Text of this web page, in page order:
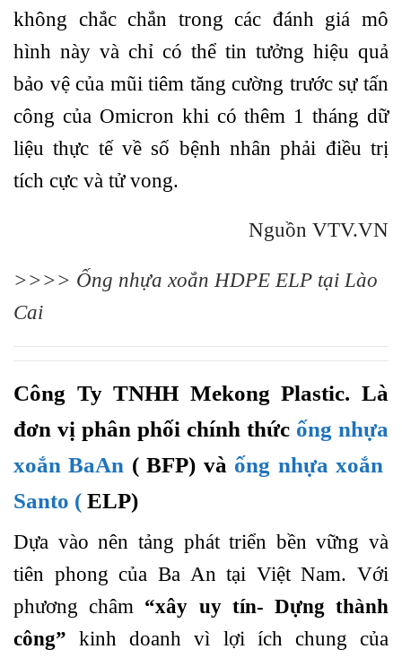
không chắc chắn trong các đánh giá mô
hình này và chỉ có thể tin tưởng hiệu quả
bảo vệ của mũi tiêm tăng cường trước sự tấn
công của Omicron khi có thêm 1 tháng dữ
liệu thực tế về số bệnh nhân phải điều trị
tích cực và tử vong.
Nguồn VTV.VN
>>>> Ống nhựa xoắn HDPE ELP tại Lào
Cai
Công Ty TNHH Mekong Plastic. Là
đơn vị phân phối chính thức ống nhựa
xoắn BaAn ( BFP) và ống nhựa xoắn
Santo ( ELP)
Dựa vào nên tảng phát triển bền vững và
tiên phong của Ba An tại Việt Nam. Với
phương châm “xây uy tín- Dựng thành
công” kinh doanh vì lợi ích chung của